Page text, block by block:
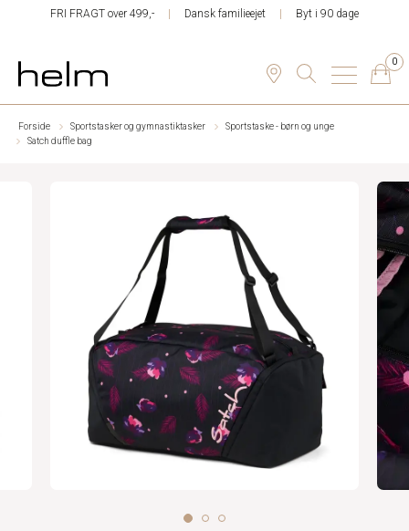
FRI FRAGT over 499,- Dansk familieejet Byt i 90 dage
0
Forside Sportstasker og gymnastiktasker
Sportstaske - børn og unge
Satch duffle bag